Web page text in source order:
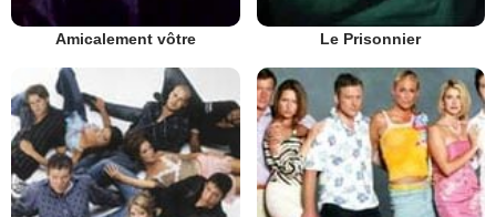
Amicalement vôtre Le Prisonnier